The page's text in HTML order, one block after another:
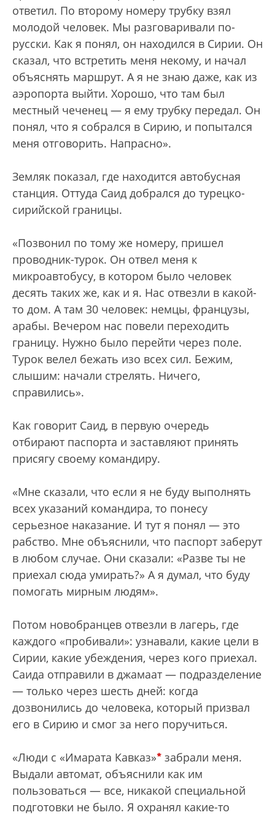
ответил. По второму номеру трубку взял
молодой человек. Мы разговаривали по-
русски. Как я понял, он находился в Сирии. Он
сказал, что встретить меня некому, и начал
объяснять маршрут. А я не знаю даже, как из
аэропорта выйти. Хорошо, что там был
местный чеченец — я ему трубку передал. Он
понял, что я собрался в Сирию, и попытался
меня отговорить. Напрасно».
Земляк показал, где находится автобусная
станция. Оттуда Саид добрался до турецко-
сирийской границы.
«Позвонил по тому же номеру, пришел
проводник-турок. Он отвел меня к
микроавтобусу, в котором было человек
десять таких же, как и я. Нас отвезли в какой-
то дом. А там 30 человек: немцы, французы,
арабы. Вечером нас повели переходить
границу. Нужно было перейти через поле.
Турок велел бежать изо всех сил. Бежим,
слышим: начали стрелять. Ничего,
справились».
Как говорит Саид, в первую очередь
отбирают паспорта и заставляют принять
присягу своему командиру.
«Мне сказали, что если я не буду выполнять
всех указаний командира, то понесу
серьезное наказание. И тут я понял — это
рабство. Мне объяснили, что паспорт заберут
в любом случае. Они сказали: «Разве ты не
приехал сюда умирать?» А я думал, что буду
помогать мирным людям».
Потом новобранцев отвезли в лагерь, где
каждого «пробивали»: узнавали, какие цели в
Сирии, какие убеждения, через кого приехал.
Саида отправили в джамаат — подразделение
— только через шесть дней: когда
дозвонились до человека, который призвал
его в Сирию и смог за него поручиться.
«Люди с «Имарата Кавказ»* забрали меня.
Выдали автомат, объяснили как им
пользоваться — все, никакой специальной
подготовки не было. Я охранял какие-то